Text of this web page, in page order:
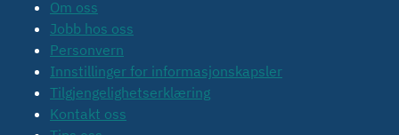
Om oss
Jobb hos oss
Personvern
Innstillinger for informasjonskapsler
Tilgjengelighetserklæring
Kontakt oss